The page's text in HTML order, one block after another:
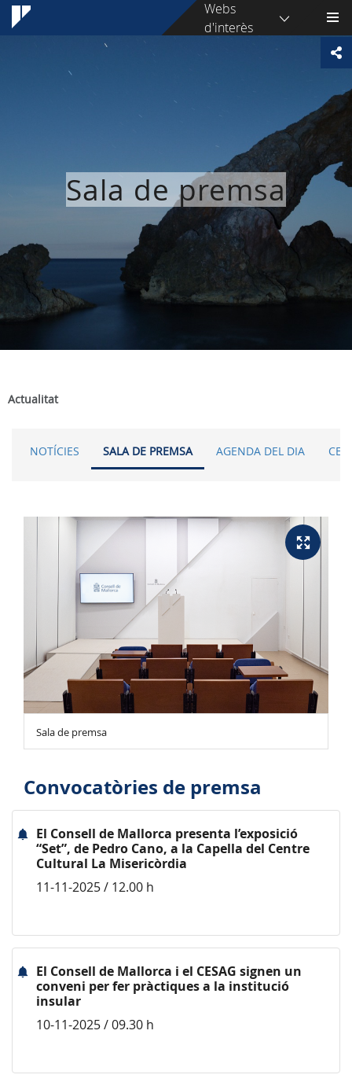
Webs
d'interès
Sala de premsa
Actualitat
NOTÍCIES SALA DE PREMSA AGENDA DEL DIA
Sala de premsa
Convocatòries de premsa
El Consell de Mallorca presenta l’exposició
“Set”, de Pedro Cano, a la Capella del Centre
Cultural La Misericòrdia
11-11-2025 / 12.00 h
El Consell de Mallorca i el CESAG signen un
conveni per fer pràctiques a la institució
insular
10-11-2025 / 09.30 h